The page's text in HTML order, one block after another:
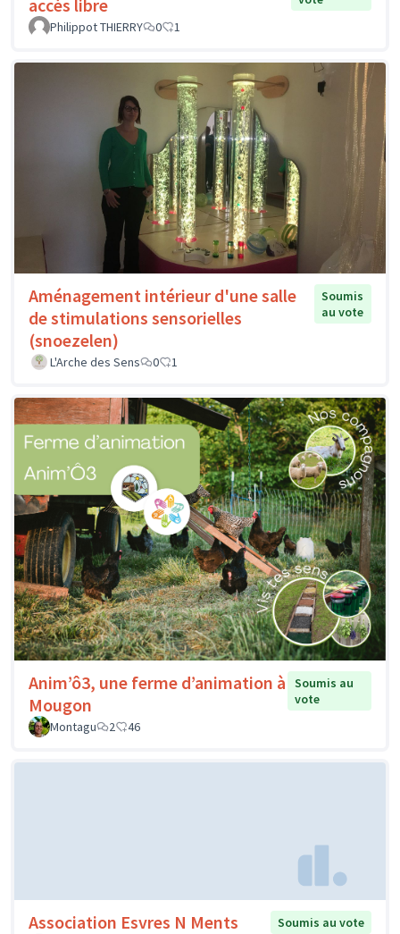
accès libre
Philippot THIERRY
0 1
Aménagement intérieur d'une salle
de stimulations sensorielles
(snoezelen)
Soumis
au vote
L'Arche des Sens 0 1
Anim’ô3, une ferme d’animation à
Mougon
Soumis au
vote
Montagu
2 46
Association Esvres N Ments
Soumis au vote